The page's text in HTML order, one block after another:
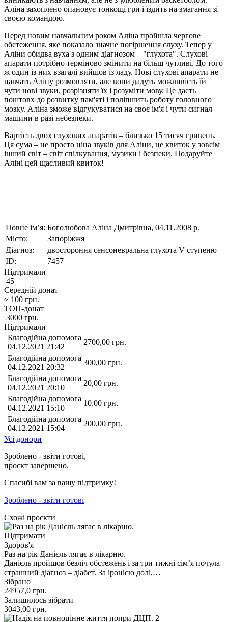
Аліна захоплено опановує тонкощі гри і їздить на змагання зі
своєю командою.
Перед новим навчальним роком Аліна пройшла чергове
обстеження, яке показало значне погіршення слуху. Тепер у
Аліни обидва вуха з одним діагнозом – "глухота". Слухові
апарати потрібно терміново змінити на більш чутливі. До того
ж один із них взагалі вийшов із ладу. Нові слухові апарати не
навчать Аліну розмовляти, але вони дадуть можливість їй
чути нові звуки, розрізняти їх і розуміти мову. Це дасть
поштовх до розвитку пам'яті і поліпшить роботу головного
мозку. Аліна зможе відгукуватися на своє ім'я і чути сигнал
машини в разі небезпеки.
Вартість двох слухових апаратів – близько 15 тисяч гривень.
Ця сума – не просто ціна звуків для Аліни, це квиток у зовсім
інший світ – світ спілкування, музики і безпеки. Подаруйте
Аліні цей щасливий квиток!
Повне ім’я: Боголюбова Аліна Дмитрівна, 04.11.2008 р.
Місто:
Запоріжжя
Діагноз:
двостороння сенсоневральна глухота V ступеню
ID:
7457
Підтримали
45
Середній донат
≈ 100 грн.
ТОП-донат
3000 грн.
Підтримали
Благодійна допомога
04.12.2021 21:42
2700,00 грн.
Благодійна допомога
04.12.2021 20:32
300,00 грн.
Благодійна допомога
04.12.2021 20:10
20,00 грн.
Благодійна допомога
04.12.2021 15:10
10,00 грн.
Благодійна допомога
04.12.2021 15:04
200,00 грн.
Усі донори
Зроблено - звіти готові,
проєкт завершено.
Спасибі вам за вашу підтримку!
Зроблено - звіти готові
Схожі проєкти
Підтримати
Здоров'я
Раз на рік Данієль лягає в лікарню.
Данієль пройшов безліч обстежень і за три тижні сім’я почула
страшний діагноз – діабет. За іронією долі,…
Зібрано
24957,0 грн.
Залишилось зібрати
3043,00 грн.